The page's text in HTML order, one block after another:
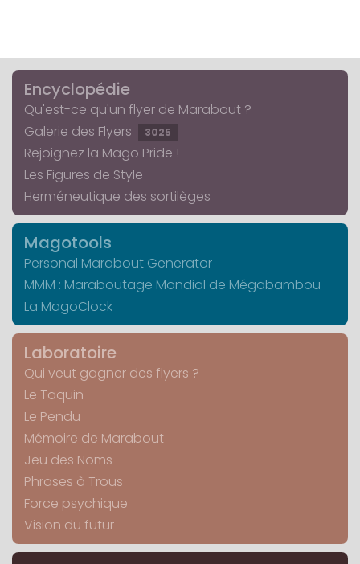
Encyclopédie
Qu'est-ce qu'un flyer de Marabout ?
Galerie des Flyers
3025
Rejoignez la Mago Pride !
Les Figures de Style
Herméneutique des sortilèges
Magotools
Personal Marabout Generator
MMM : Maraboutage Mondial de Mégabambou
La MagoClock
Laboratoire
Qui veut gagner des flyers ?
Le Taquin
Le Pendu
Mémoire de Marabout
Jeu des Noms
Phrases à Trous
Force psychique
Vision du futur